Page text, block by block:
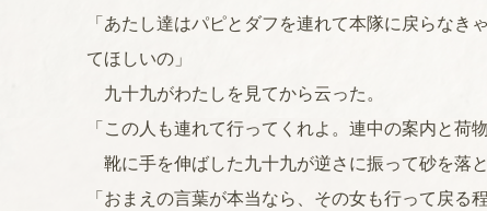
「あたし達はパピとダフを連れて本隊に戻らな
てほしいの」
九十九がわたしを見てから云った。
「この人も連れて行ってくれよ。連中の案内と荷
靴に手を伸ばした九十九が逆さに振って砂を落と
「おまえの言葉が本当なら、その女も行って戻る